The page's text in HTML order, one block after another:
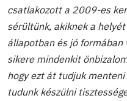
csatlakozott a 2009-es
sérültünk, akiknek a
állapotban és jó formában
sikere mindenkit
hogy ezt át tudjuk
tudunk készülni